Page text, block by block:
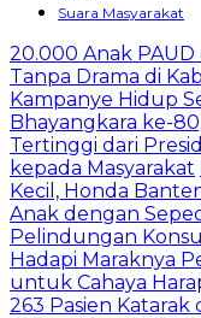
Suara Masyarakat
20.000 Anak
Tanpa Drama di
Kampanye Hidup
Bhayangkara ke-
Tertinggi dari
kepada Masyarakat
Kecil, Honda
Anak dengan
Pelindungan
Hadapi Maraknya
untuk Cahaya
263 Pasien Katarak